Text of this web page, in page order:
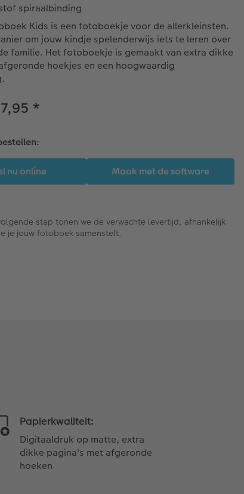
spiraalbinding
Kids is een fotoboekje voor de allerkleinsten.
om jouw kindje spelenderwijs iets te leren over
familie. Het fotoboekje is gemaakt van extra dikke
hoekjes en een hoogwaardig
*
stap tonen we de verwachte levertijd, afhankelijk
je jouw fotoboek samenstelt.
Papierkwaliteit:
Digitaaldruk op matte, extra
dikke pagina's met afgeronde
hoeken